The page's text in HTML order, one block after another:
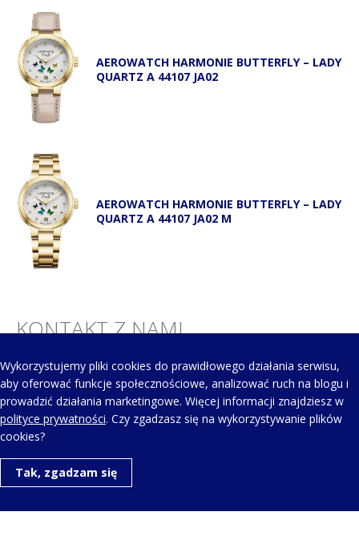
AEROWATCH HARMONIE BUTTERFLY – LADY
QUARTZ A 44107 JA02
AEROWATCH HARMONIE BUTTERFLY – LADY
QUARTZ A 44107 JA02 M
KONTAKT Z NAMI
Telefon kontaktowy:
+48 123 454 514
Napisz do nas:
aero@aerowatch.pl
Wykorzystujemy pliki cookies do prawidłowego działania serwisu,
aby oferować funkcje społecznościowe, analizować ruch na blogu i
prowadzić działania marketingowe. Więcej informacji znajdziesz w
polityce prywatności. Czy zgadzasz się na wykorzystywanie plików
cookies?
Tak, zgadzam się